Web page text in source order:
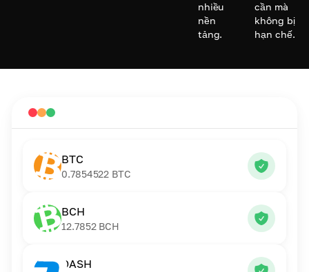
nhiều
nền
tảng.
cần mà
không bị
hạn chế.
BTC
0.7854522 BTC
BCH
12.7852 BCH
DASH